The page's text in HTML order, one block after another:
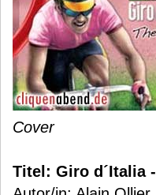
Cover
Titel: Giro d´Italia